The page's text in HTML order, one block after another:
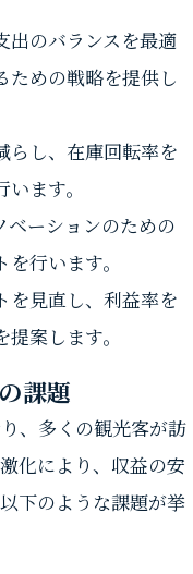
出のバランスを最適
ための戦略を提供し
らし、在庫回転率を
ます。
ベーションのための
行います。
を見直し、利益率を
案します。
課題
、多くの観光客が訪
化により、収益の安
下のような課題が挙